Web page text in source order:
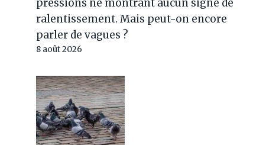
pressions ne montrant aucun signe de
ralentissement. Mais peut-on encore
parler de vagues ?
8 août 2026